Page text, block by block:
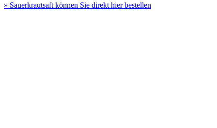
» Sauerkrautsaft können Sie direkt hier bestellen